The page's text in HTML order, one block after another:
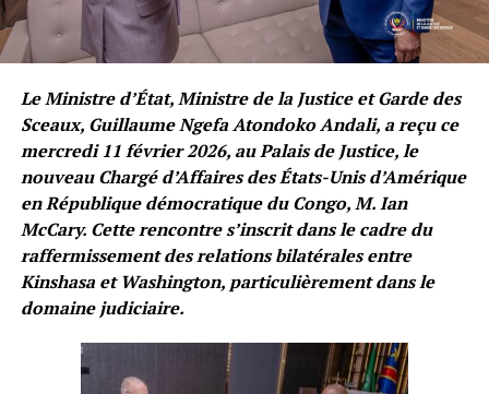
Le Ministre d’État, Ministre de la Justice et Garde des
Sceaux, Guillaume Ngefa Atondoko Andali, a reçu ce
mercredi 11 février 2026, au Palais de Justice, le
nouveau Chargé d’Affaires des États-Unis d’Amérique
en République démocratique du Congo, M. Ian
McCary. Cette rencontre s’inscrit dans le cadre du
raffermissement des relations bilatérales entre
Kinshasa et Washington, particulièrement dans le
domaine judiciaire.